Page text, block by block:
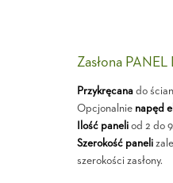
Zasłona PANEL
Przykręcanado
Opcjonalnie napęd
Ilość paneliod 2 do 9.
Szerokość paneli
szerokości zasłony.